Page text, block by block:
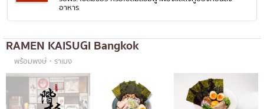
อาหาร
RAMEN KAISUGI Bangkok
พร้อมพงษ์・ราเมง